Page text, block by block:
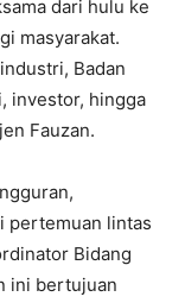
dari hulu ke
masyarakat.
Badan
investor, hingga
Fauzan.
pertemuan lintas
Bidang
ini bertujuan